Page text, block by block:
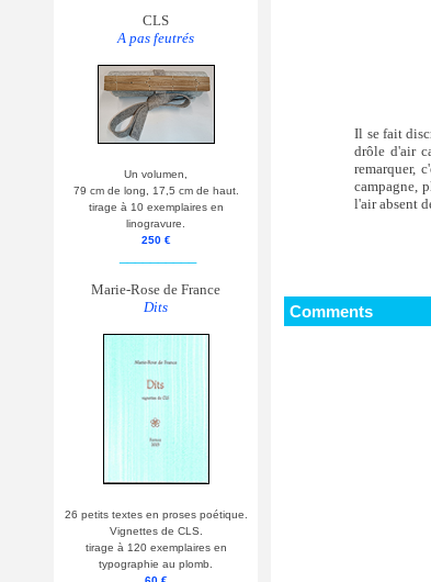
CLS
A pas feutrés
Un volumen,
79 cm de long, 17,5 cm de haut.
tirage à 10 exemplaires en
linogravure.
250 €
Marie-Rose de France
Dits
26 petits textes en proses poétique.
Vignettes de CLS.
tirage à 120 exemplaires en
typographie au plomb.
Il se fait
drôle d'air
remarquer,
campagne,
l'air absent
Comments